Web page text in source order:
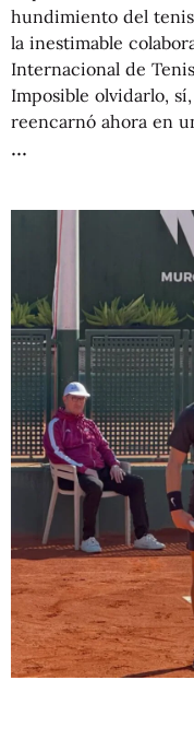
hundimiento del
la inestimable
Internacional de
Imposible olvidarlo,
reencarnó ahora en